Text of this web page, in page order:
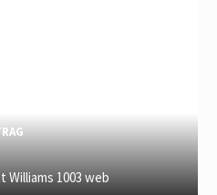
Williams 1003 web